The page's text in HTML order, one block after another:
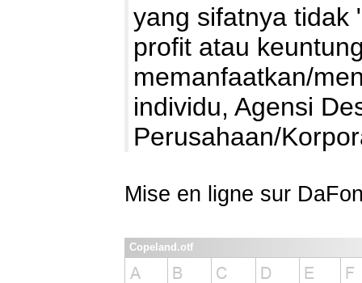
yang sifatnya tidak
profit atau
memanfaatkan/
individu, Agensi
Perusahaan/
Mise en ligne sur
Copeland.otf